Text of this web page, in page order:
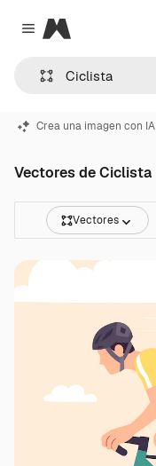
Close menu
Magnific
Crea una imagen con IA
Vectores de Ciclista
Vectores